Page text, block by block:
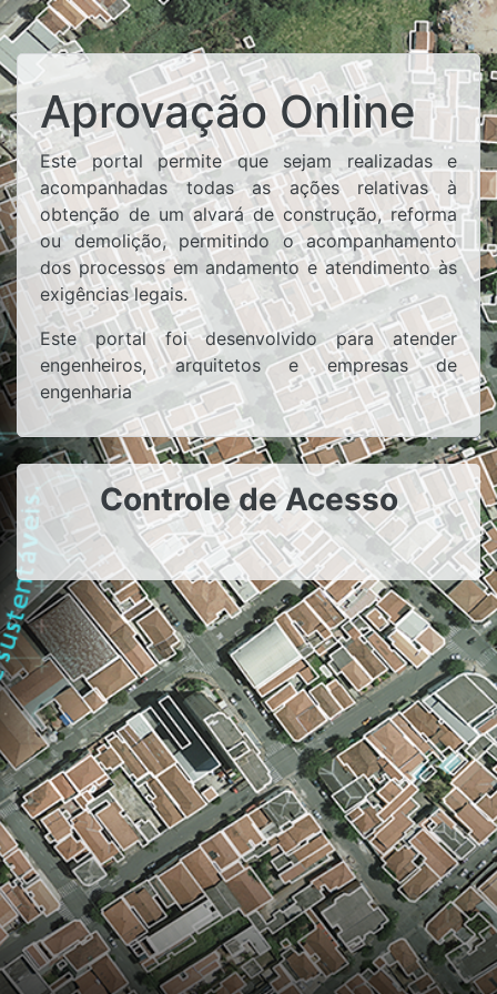
Aprovação Online
Este portal permite que sejam realizadas e
acompanhadas todas as ações relativas à
obtenção de um alvará de construção, reforma
ou demolição, permitindo o acompanhamento
dos processos em andamento e atendimento às
exigências legais.
Este portal foi desenvolvido para atender
engenheiros, arquitetos e empresas de
engenharia
Controle de Acesso